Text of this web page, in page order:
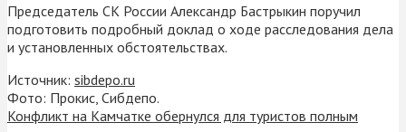
Председатель СК России Александр Бастрыкин поручил
подготовить подробный доклад о ходе расследования дела
и установленных обстоятельствах.
Источник: sibdepo.ru
Фото: Прокис, Сибдепо.
Конфликт на Камчатке обернулся для туристов полным